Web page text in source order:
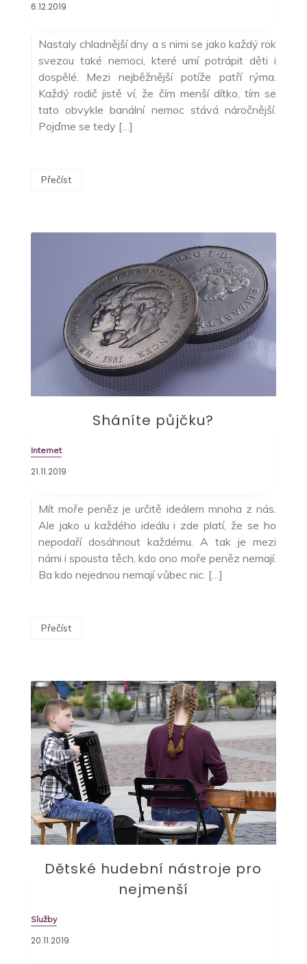
6.12.2019
Nastaly chladnější dny a s nimi se jako každý rok
svezou také nemoci, které umí potrápit děti i
dospělé. Mezi nejběžnější potíže patří rýma.
Každý rodič jistě ví, že čím menší dítko, tím se
tato obvykle banální nemoc stává náročnější.
Pojďme se tedy […]
Přečíst
Sháníte půjčku?
Internet
21.11.2019
Mít moře peněz je určitě ideálem mnoha z nás.
Ale jako u každého ideálu i zde platí, že se ho
nepodaří dosáhnout každému. A tak je mezi
námi i spousta těch, kdo ono moře peněz nemají.
Ba kdo nejednou nemají vůbec nic. […]
Přečíst
Dětské hudební nástroje pro
nejmenší
Služby
20.11.2019